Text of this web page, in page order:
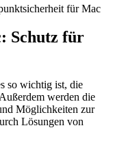
für Mac
Schutz für
so wichtig ist, die
werden die
Möglichkeiten zur
Lösungen von